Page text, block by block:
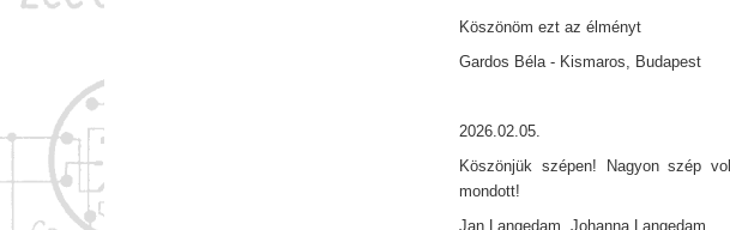
Köszönöm ezt az élményt
Gardos Béla - Kismaros, Budapest
2026.02.05.
Köszönjük szépen! Nagyon szép
mondott!
Jan Langedam, Johanna Langedam